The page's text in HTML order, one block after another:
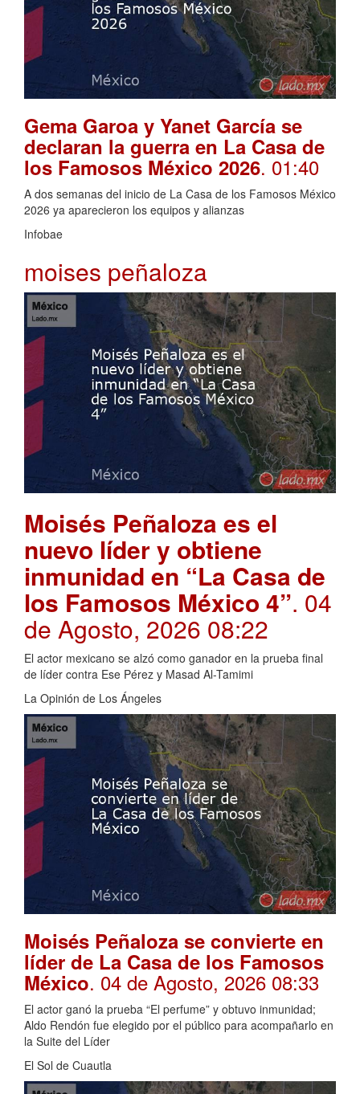
Gema Garoa y Yanet García se
declaran la guerra en La Casa de
los Famosos México 2026. 01:40
A dos semanas del inicio de La Casa de los Famosos México
2026 ya aparecieron los equipos y alianzas
Infobae
moises peñaloza
Moisés Peñaloza es el
nuevo líder y obtiene
inmunidad en “La Casa de
los Famosos México 4”. 04
de Agosto, 2026 08:22
El actor mexicano se alzó como ganador en la prueba final
de líder contra Ese Pérez y Masad Al-Tamimi
La Opinión de Los Ángeles
Moisés Peñaloza se convierte en
líder de La Casa de los Famosos
México. 04 de Agosto, 2026 08:33
El actor ganó la prueba “El perfume” y obtuvo inmunidad;
Aldo Rendón fue elegido por el público para acompañarlo en
la Suite del Líder
El Sol de Cuautla